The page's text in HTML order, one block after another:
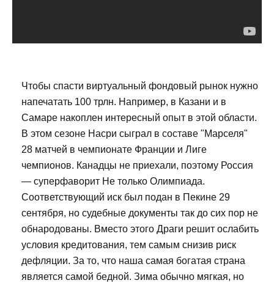
Чтобы спасти виртуальный фондовый рынок нужно
напечатать 100 трлн. Например, в Казани и в
Самаре накоплен интересный опыт в этой области.
В этом сезоне Насри сыграл в составе "Марселя"
28 матчей в чемпионате Франции и Лиге
чемпионов. Канадцы не приехали, поэтому Россия
— суперфаворит Не только Олимпиада.
Соответствующий иск был подан в Пекине 29
сентября, но судебные документы так до сих пор не
обнародованы. Вместо этого Драги решит ослабить
условия кредитования, тем самым снизив риск
дефляции. За то, что наша самая богатая страна
является самой бедной. Зима обычно мягкая, но